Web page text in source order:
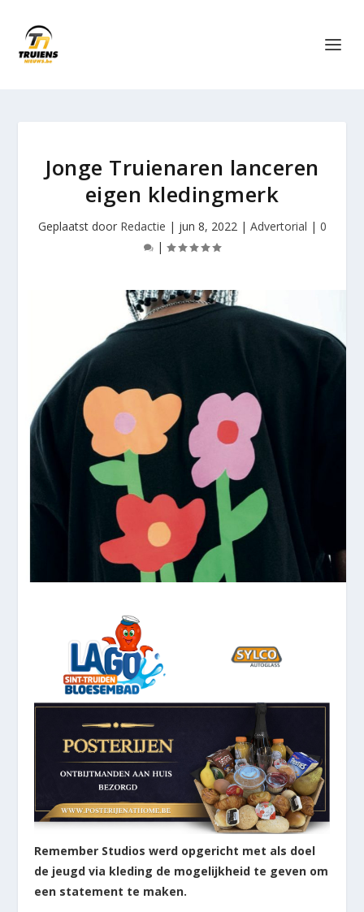
Jonge Truienaren lanceren
eigen kledingmerk
Geplaatst door Redactie | jun 8, 2022| Advertorial | 0
|
Remember Studios werd opgericht met als doel
de jeugd via kleding de mogelijkheid te geven om
een statement te maken.